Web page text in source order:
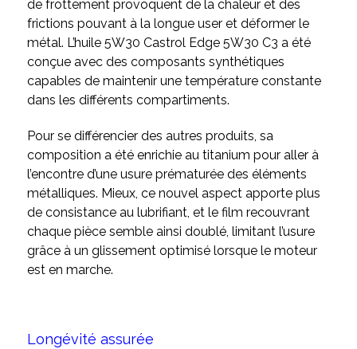
de frottement provoquent de la chaleur et des
frictions pouvant à la longue user et déformer le
métal. L’huile 5W30 Castrol Edge 5W30 C3 a été
conçue avec des composants synthétiques
capables de maintenir une température constante
dans les différents compartiments.
Pour se différencier des autres produits, sa
composition a été enrichie au titanium pour aller à
l’encontre d’une usure prématurée des éléments
métalliques. Mieux, ce nouvel aspect apporte plus
de consistance au lubrifiant, et le film recouvrant
chaque pièce semble ainsi doublé, limitant l’usure
grâce à un glissement optimisé lorsque le moteur
est en marche.
Longévité assurée